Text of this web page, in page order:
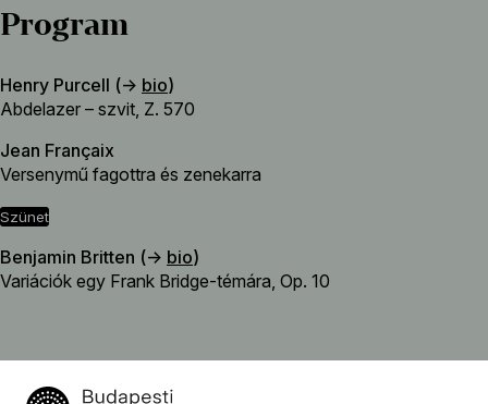
Program
Henry Purcell (→ bio)
Abdelazer – szvit, Z. 570
Jean Françaix
Versenymű fagottra és zenekarra
szünet
Benjamin Britten (→ bio)
Variációk egy Frank Bridge-témára, Op. 10
Közreműködők